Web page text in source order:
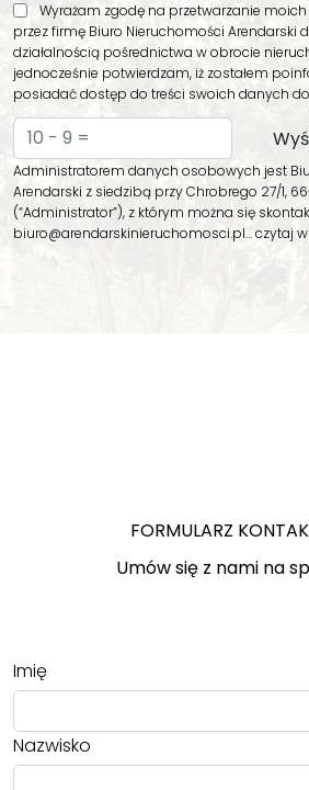
Wyrażam zgodę na przetwarzanie
przez firmę Biuro Nieruchomości Arendarski
działalnością pośrednictwa w obrocie
jednocześnie potwierdzam, iż zostałem
posiadać dostęp do treści swoich danych
Administratorem danych osobowych jest
Arendarski z siedzibą przy Chrobrego 27/1,
(“Administrator”), z którym można się
biuro@arendarskinieruchomosci.pl…czytaj
FORMULARZ
Umów się z nami na
Imię
Nazwisko